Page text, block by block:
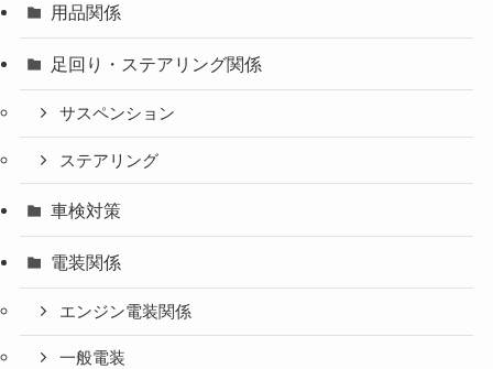
用品関係
足回り・ステアリング関係
サスペンション
ステアリング
車検対策
電装関係
エンジン電装関係
一般電装